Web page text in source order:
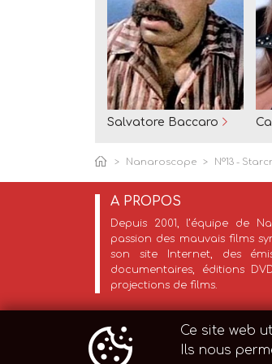
Salvatore Baccaro
Nanaroscope N°13 -
A PROPOS
Depuis 2001, l’équipe de
passion des mauvais films
son site Internet, des
documentaires, éditions
projections de films.
Ce site web
Ils nous